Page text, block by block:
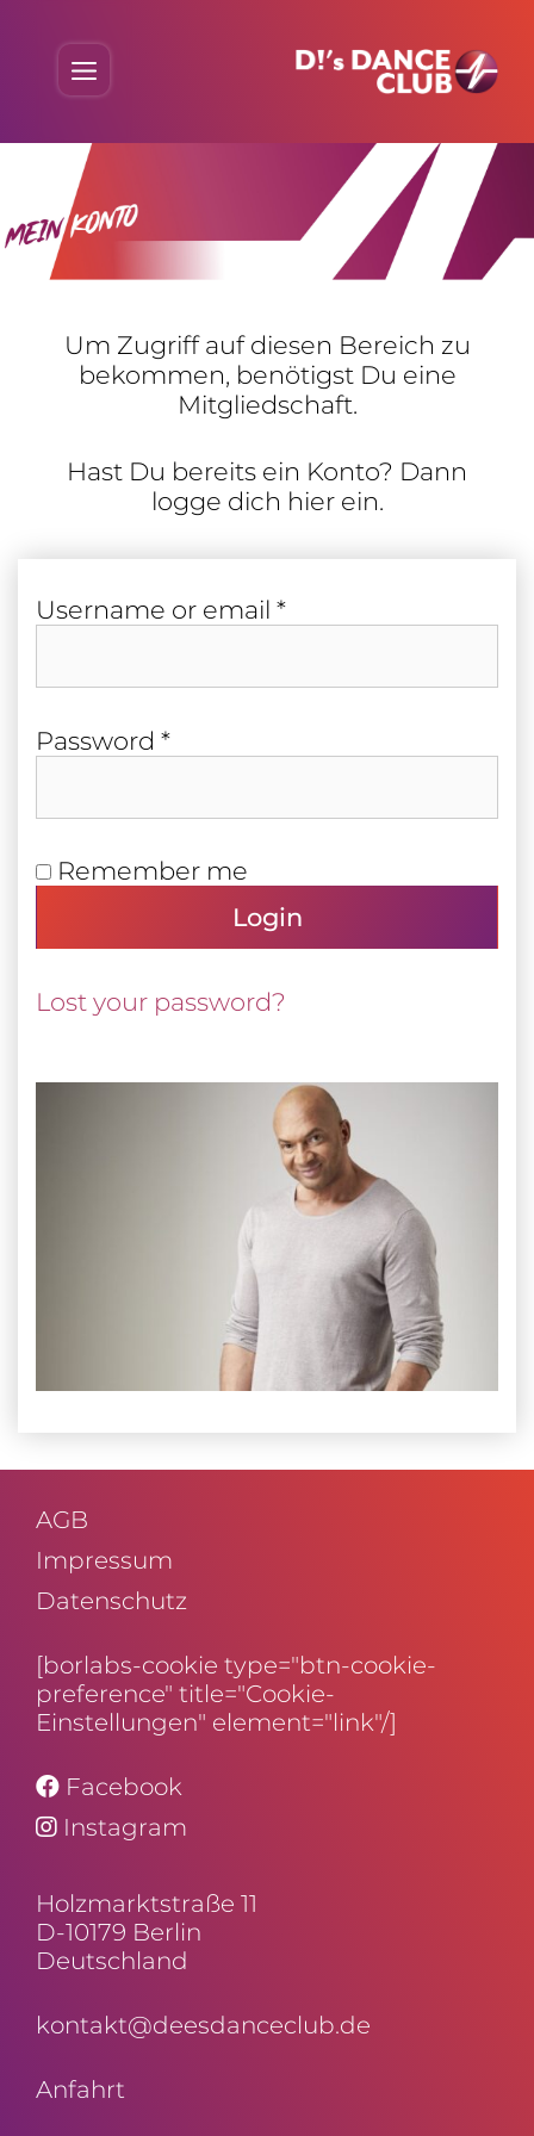
content
Um Zugriff auf diesen Bereich zu
bekommen, benö­tigst Du eine
Mitgliedschaft.
Hast Du bereits ein Konto? Dann
logge dich hier ein.
User­name or email *Required
Pass­word *Required
Remember me
Login
Lost your password?
AGB
Impressum
Daten­schutz
[borlabs-cookie type="btn-cookie-
preference" title="Cookie-
Einstellungen" element="link"/]
Facebook
Instagram
Holz­markt­straße 11
D-10179 Berlin
Deutschland
kontakt@deesdanceclub.de
Anfahrt